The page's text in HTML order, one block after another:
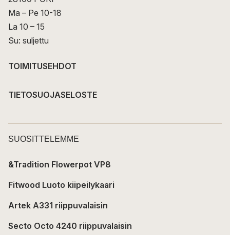
Ma – Pe 10-18
La 10 – 15
Su: suljettu
TOIMITUSEHDOT
TIETOSUOJASELOSTE
SUOSITTELEMME
&Tradition Flowerpot VP8
Fitwood Luoto kiipeilykaari
Artek A331 riippuvalaisin
Secto Octo 4240 riippuvalaisin